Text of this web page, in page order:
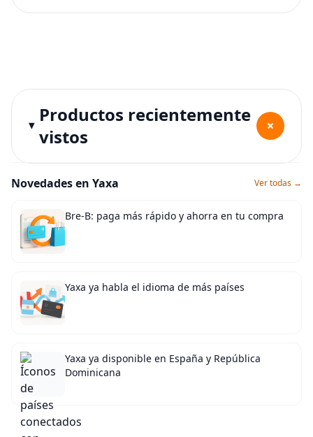
Productos recientemente
vistos
+
Novedades en Yaxa Ver todas →
Bre-B: paga más rápido y ahorra en tu compra
Yaxa ya habla el idioma de más países
Yaxa ya disponible en España y República
Dominicana